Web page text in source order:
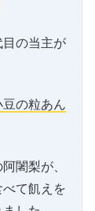
目の当主が
の粒あん
闍梨が、
て飢えを